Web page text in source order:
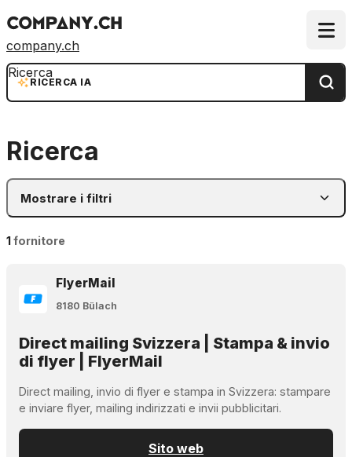
company.ch
RICERCA IA
Ricerca
Ricerca
Mostrare i filtri
1fornitore
FlyerMail
8180 Bülach
Direct mailing Svizzera | Stampa & invio
di flyer | FlyerMail
Direct mailing, invio di flyer e stampa in Svizzera: stampare
e inviare flyer, mailing indirizzati e invii pubblicitari.
Sito web